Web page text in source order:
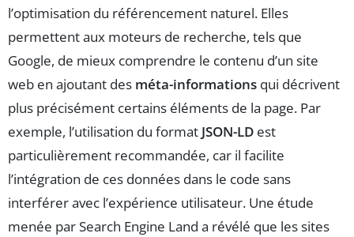
l’optimisation du référencement naturel. Elles
permettent aux moteurs de recherche, tels que
Google, de mieux comprendre le contenu d’un site
web en ajoutant des méta-informations qui décrivent
plus précisément certains éléments de la page. Par
exemple, l’utilisation du format JSON-LD est
particulièrement recommandée, car il facilite
l’intégration de ces données dans le code sans
interférer avec l’expérience utilisateur. Une étude
menée par Search Engine Land a révélé que les sites